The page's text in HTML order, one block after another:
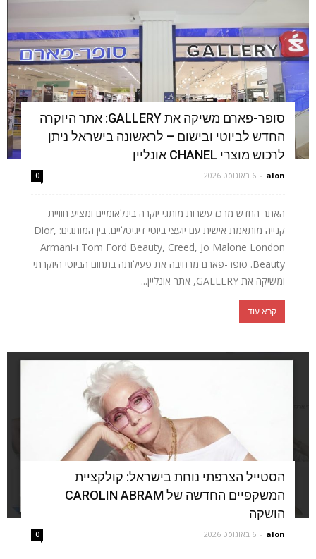
סופר-פארם משיקה את GALLERY: אתר היוקרה
החדש לביוטי ובישום – לראשונה בישראל ניתן
לרכוש מוצרי CHANEL אונליין
alon
- 6 באוגוסט 2026 0
האתר החדש מרכז עשרות מותגי יוקרה בינלאומיים ומציע חוויית
קנייה מותאמת אישית עם יועצי ביוטי דיגיטליים. בין המותגים: Dior,
Tom Ford Beauty, Creed, Jo Malone London ו-Armani
Beauty. סופר-פארם מרחיבה את פעילותה בתחום הביוטי היוקרתי
ומשיקה את GALLERY, אתר אונליין...
קרא עוד
הסטייל הצרפתי נוחת בישראל: קולקציית
המשקפיים החדשה של CAROLIN ABRAM
הושקה
alon
- 6 באוגוסט 2026 0